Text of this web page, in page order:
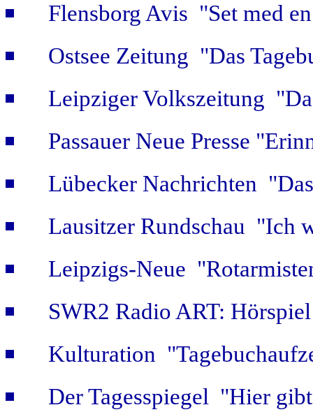
Flensborg Avis "Set med
Ostsee Zeitung "Das
Leipziger Volkszeitung
Passauer Neue Presse
Lübecker Nachrichten
Lausitzer Rundschau "Ich
Leipzigs-Neue
SWR2 Radio ART: Hörspiel
Kulturation
Der Tagesspiegel "Hier